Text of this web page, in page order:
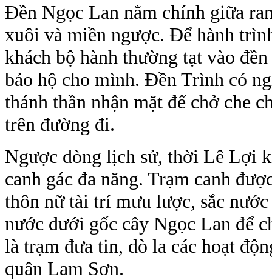
Đền Ngọc Lan nằm chính giữa
xuôi và miền ngược. Để hành
khách bộ hành thường tạt vào
bảo hộ cho mình. Đền Trình có
thánh thần nhận mặt để chở che
trên đường đi.
Ngược dòng lịch sử, thời Lê Lợi
canh gác đa năng. Trạm canh
thôn nữ tài trí mưu lược, sắc
nước dưới gốc cây Ngọc Lan để
là trạm đưa tin, dò la các hoạt
quân Lam Sơn.